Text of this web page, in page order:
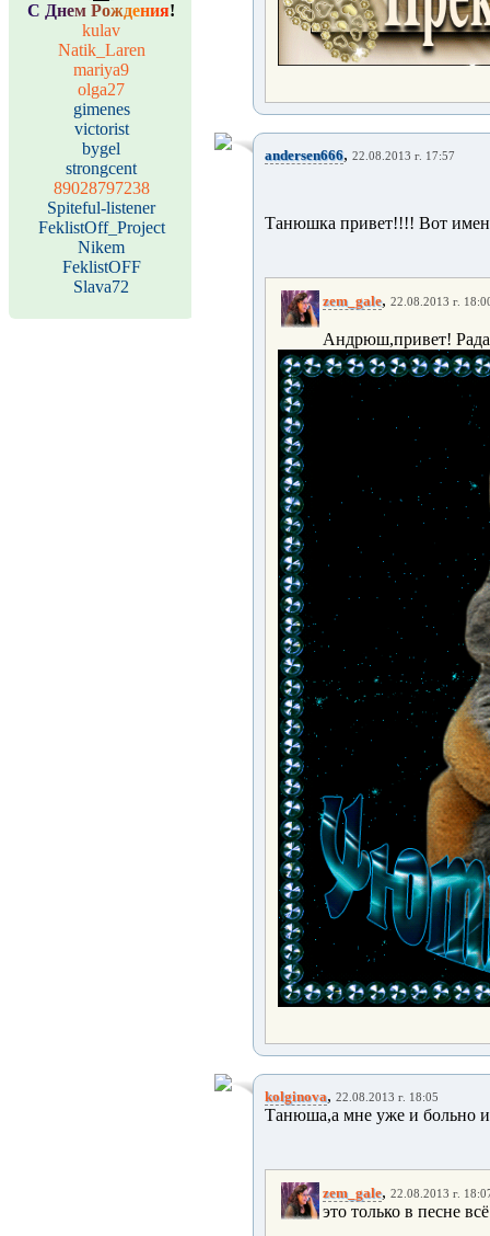
С Днем Рождения!
kulav
Natik_Laren
mariya9
olga27
gimenes
victorist
bygel
strongcent
89028797238
Spiteful-listener
FeklistOff_Project
Nikem
FeklistOFF
Slava72
andersen666, 22.08.2013 г. 17:57
Танюшка привет!!!! Вот
zem_gale, 22.08.2013 г.
Андрюш,привет!
kolginova, 22.08.2013 г. 18:05
Танюша,а мне уже и больно
zem_gale, 22.08.2013 г.
это только в песне